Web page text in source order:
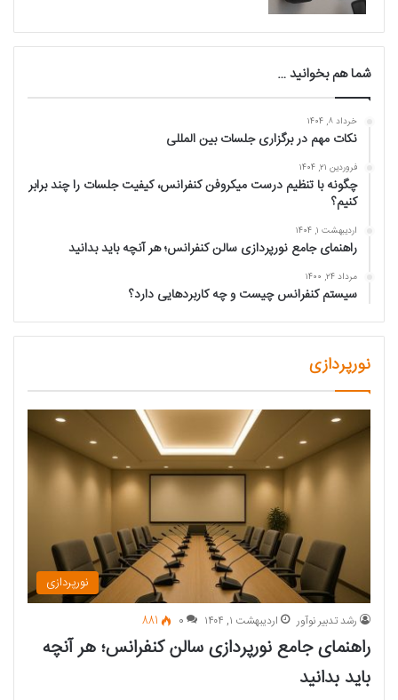
شما هم بخوانید …
خرداد ۸, ۱۴۰۴
نکات مهم در برگزاری جلسات بین المللی
فروردین ۲۱, ۱۴۰۴
چگونه با تنظیم درست میکروفن کنفرانس، کیفیت جلسات را چند برابر
کنیم؟
اردیبهشت ۱, ۱۴۰۴
راهنمای جامع نورپردازی سالن کنفرانس؛ هر آنچه باید بدانید
مرداد ۲۴, ۱۴۰۰
سیستم کنفرانس چیست و چه کاربردهایی دارد؟
نورپردازی
نورپردازی
رشد تدبیر نوآور اردیبهشت ۱, ۱۴۰۴ 0
881
راهنمای جامع نورپردازی سالن کنفرانس؛ هر آنچه
باید بدانید